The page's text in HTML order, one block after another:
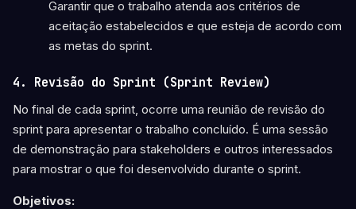
Garantir que o trabalho atenda aos critérios de
aceitação estabelecidos e que esteja de acordo com
as metas do sprint.
4. Revisão do Sprint (Sprint Review)
No final de cada sprint, ocorre uma reunião de revisão do
sprint para apresentar o trabalho concluído. É uma sessão
de demonstração para stakeholders e outros interessados
para mostrar o que foi desenvolvido durante o sprint.
Objetivos: